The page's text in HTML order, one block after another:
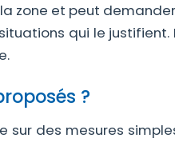
zone et peut
qui le
?
des mesures